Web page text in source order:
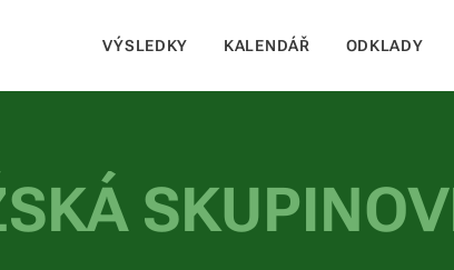
VÝSLEDKY KALENDÁŘ ODKLADY